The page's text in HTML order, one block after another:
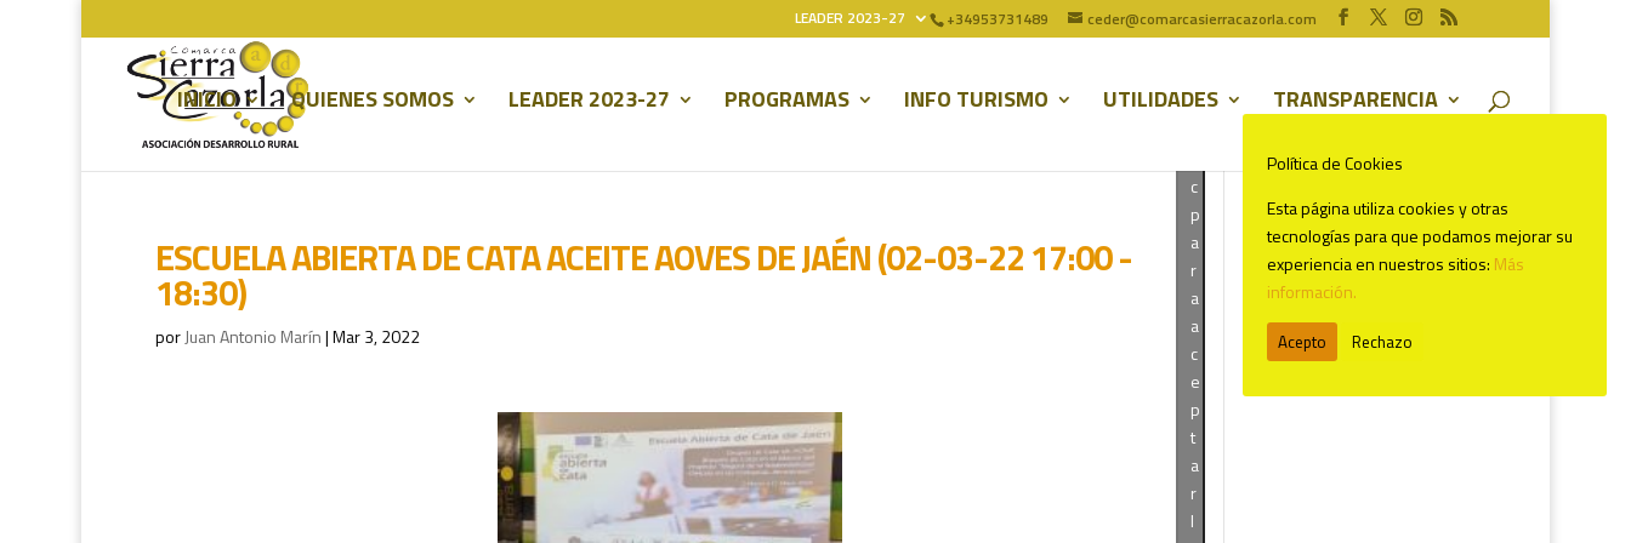
+34953731489 ceder@comarcasierracazorla.com
LEADER 2023-27
INICIO QUIENES SOMOS LEADER 2023-27 PROGRAMAS INFO TURISMO UTILIDADES TRANSPARENCIA
ESCUELA ABIERTA DE CATA ACEITE AOVES DE JAÉN (02-03-22 17:00 -
18:30)
porJuan Antonio Marín|Mar 3, 2022 Comentarios recientes
H
a
c
c
p
a
r
a
a
c
e
p
t
a
r
l
Política de Cookies
Esta página utiliza cookies y otras
tecnologías para que podamos mejorar su
experiencia en nuestros sitios: Más
información.
Acepto Rechazo